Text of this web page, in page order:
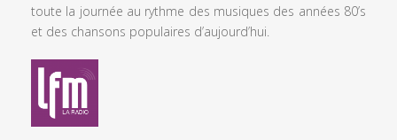
toute la journée au rythme des musiques des années 80’s
et des chansons populaires d’aujourd’hui.